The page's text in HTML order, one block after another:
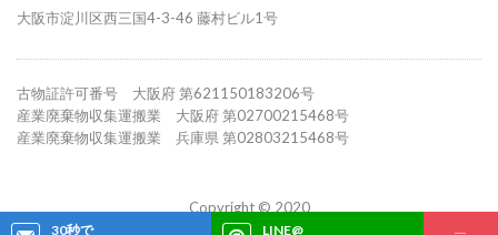
30秒で LINE@
大阪市淀川区西三国4-3-46 藤村ビル1号
古物証許可番号 大阪府 第621150183206号
産業廃棄物収集運搬業 大阪府 第02700215468号
産業廃棄物収集運搬業 兵庫県 第02803215468号
Copyright © 2020
買取リプラス All Rights Reserved.